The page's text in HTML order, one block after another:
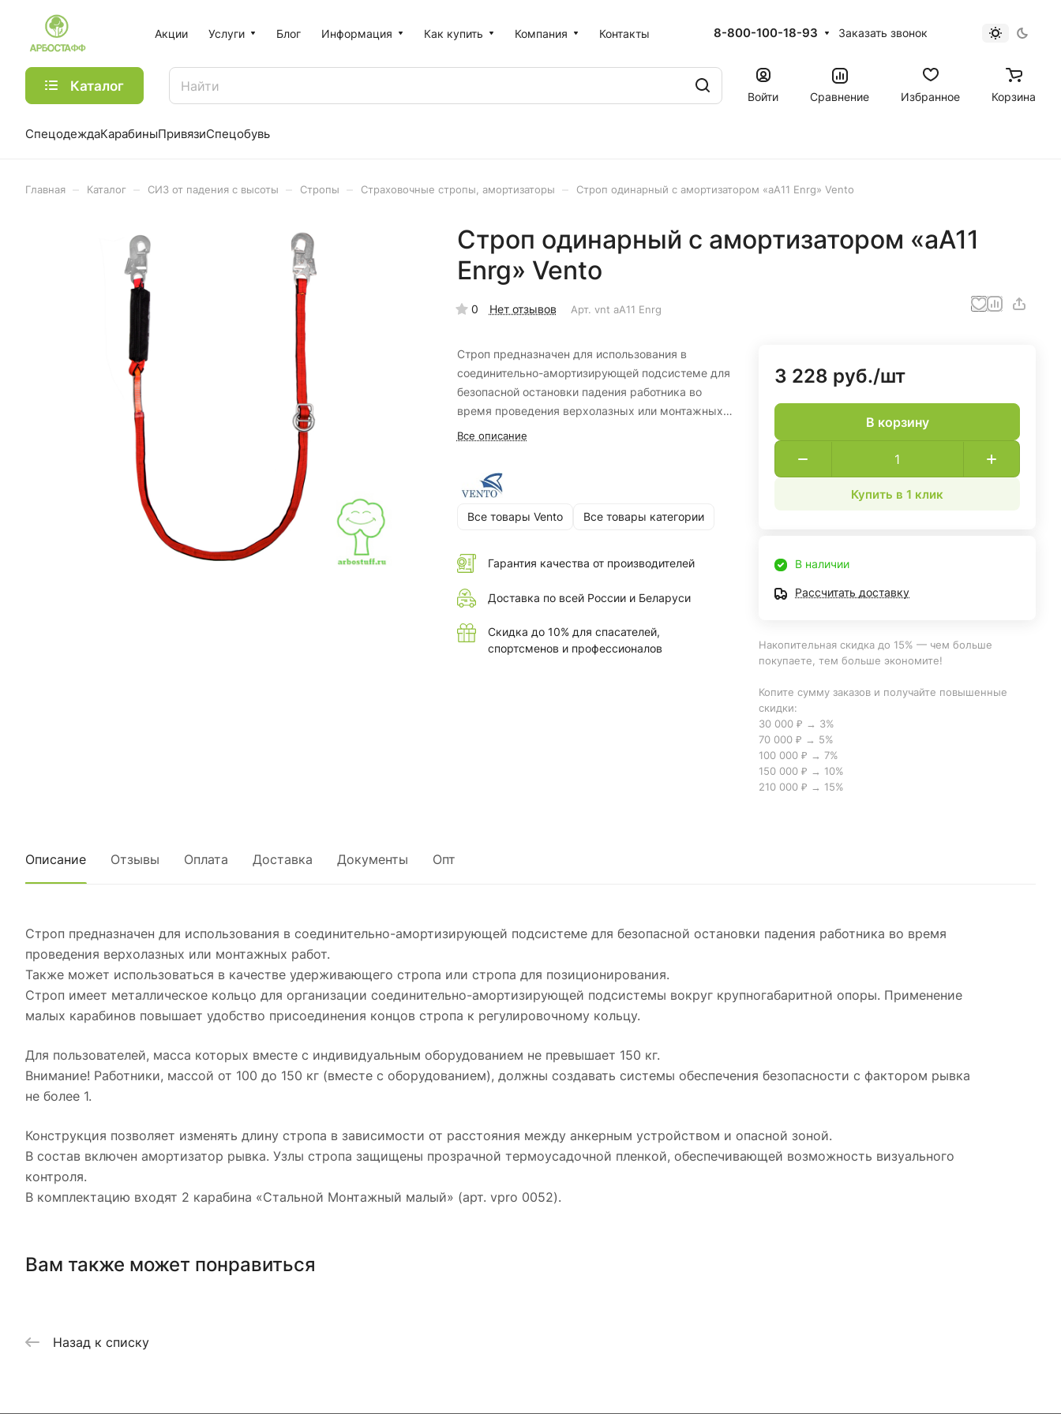
Акции Услуги Блог Информация Как купить Компания Контакты 8-800-100-18-93 Заказать звонок
Каталог
Войти Сравнение Избранное Корзина
СпецодеждаКарабиныПривязиСпецобувь
Главная Каталог СИЗ от падения с высоты Стропы Страховочные стропы, амортизаторы Строп одинарный с амортизатором «аА11 Enrg» Vento
Строп одинарный с амортизатором «аА11
Enrg» Vento
0 Нет отзывов Арт. vnt аА11 Enrg
Строп предназначен для использования в
соединительно-амортизирующей подсистеме для
безопасной остановки падения работника во
время проведения верхолазных или монтажных
работ.
Все описание
Все товары Vento Все товары категории
Гарантия качества от производителей
Доставка по всей России и Беларуси
Скидка до 10% для спасателей,
спортсменов и профессионалов
3 228 руб./шт
В корзину
Купить в 1 клик
В наличии
Рассчитать доставку
Накопительная скидка до 15% — чем больше
покупаете, тем больше экономите!
Копите сумму заказов и получайте повышенные
скидки:
30 000 ₽ → 3%
70 000 ₽ → 5%
100 000 ₽ → 7%
150 000 ₽ → 10%
210 000 ₽ → 15%
Описание Отзывы Оплата Доставка Документы Опт
Строп предназначен для использования в соединительно-амортизирующей подсистеме для безопасной остановки падения работника во время
проведения верхолазных или монтажных работ.
Также может использоваться в качестве удерживающего стропа или стропа для позиционирования.
Строп имеет металлическое кольцо для организации соединительно-амортизирующей подсистемы вокруг крупногабаритной опоры. Применение
малых карабинов повышает удобство присоединения концов стропа к регулировочному кольцу.
Для пользователей, масса которых вместе с индивидуальным оборудованием не превышает 150 кг.
Внимание! Работники, массой от 100 до 150 кг (вместе с оборудованием), должны создавать системы обеспечения безопасности с фактором рывка
не более 1.
Конструкция позволяет изменять длину стропа в зависимости от расстояния между анкерным устройством и опасной зоной.
В состав включен амортизатор рывка. Узлы стропа защищены прозрачной термоусадочной пленкой, обеспечивающей возможность визуального
контроля.
В комплектацию входят 2 карабина «Стальной Монтажный малый» (арт. vpro 0052).
Вам также может понравиться
Назад к списку